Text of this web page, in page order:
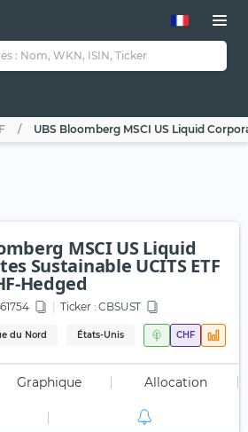
UBS Bloomberg MSCI US Liquid
MSCI US Liquid
Sustainable UCITS ETF
Hedged
Ticker : CBSUST
du Nord États-Unis CHF
Graphique Allocation